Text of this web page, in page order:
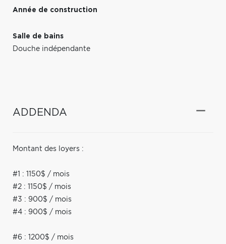
Année de construction
Salle de bains
Douche indépendante
ADDENDA
Montant des loyers :
#1 : 1150$ / mois
#2 : 1150$ / mois
#3 : 900$ / mois
#4 : 900$ / mois
#6 : 1200$ / mois